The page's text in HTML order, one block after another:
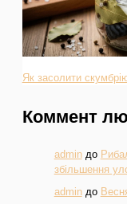
Як засолити
Коммент
adminдо
збільшення
adminдо